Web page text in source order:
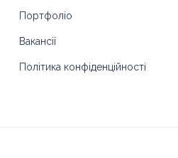
Портфоліо
Вакансії
Політика конфіденційності